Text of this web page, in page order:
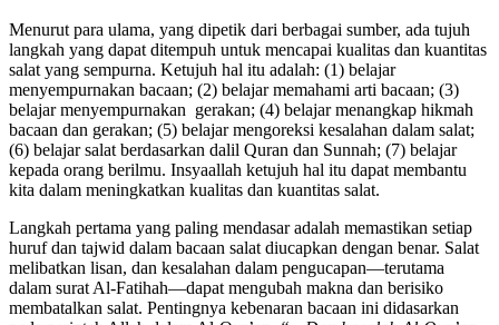
Menurut para ulama, yang dipetik dari berbagai sumber, ada tujuh
langkah yang dapat ditempuh untuk mencapai kualitas dan kuantitas
salat yang sempurna. Ketujuh hal itu adalah: (1) belajar
menyempurnakan bacaan; (2) belajar memahami arti bacaan; (3)
belajar menyempurnakan gerakan; (4) belajar menangkap hikmah
bacaan dan gerakan; (5) belajar mengoreksi kesalahan dalam salat;
(6) belajar salat berdasarkan dalil Quran dan Sunnah; (7) belajar
kepada orang berilmu. Insyaallah ketujuh hal itu dapat membantu
kita dalam meningkatkan kualitas dan kuantitas salat.
Langkah pertama yang paling mendasar adalah memastikan setiap
huruf dan tajwid dalam bacaan salat diucapkan dengan benar. Salat
melibatkan lisan, dan kesalahan dalam pengucapan—terutama
dalam surat Al-Fatihah—dapat mengubah makna dan berisiko
membatalkan salat. Pentingnya kebenaran bacaan ini didasarkan